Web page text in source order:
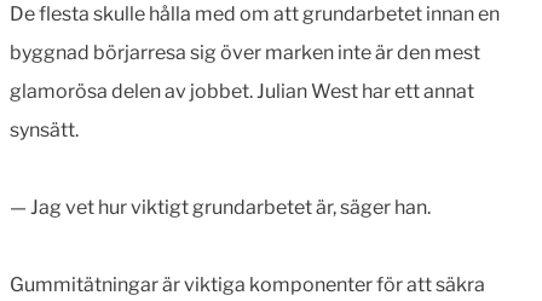
De flesta skulle hålla med om att grundarbetet innan en
byggnad börjarresa sig över marken inte är den mest
glamorösa delen av jobbet. Julian West har ett annat
synsätt.
— Jag vet hur viktigt grundarbetet är, säger han.
Gummitätningar är viktiga komponenter för att säkra